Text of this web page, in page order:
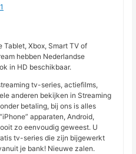
Tablet, Xbox, Smart TV of
hebben Nederlandse
in HD beschikbaar.
tv-series, actiefilms,
anderen bekijken in Streaming
betaling, bij ons is alles
apparaten, Android,
zo eenvoudig geweest. U
tv-series die zijn bijgewerkt
je bank! Nieuwe zalen.